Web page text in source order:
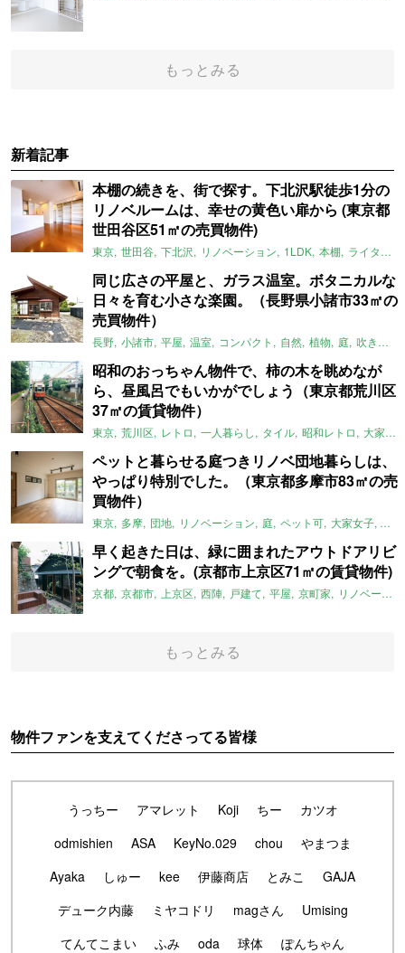
もっとみる
新着記事
本棚の続きを、街で探す。下北沢駅徒歩1分の
リノベルームは、幸せの黄色い扉から (東京都
世田谷区51㎡の売買物件)
東京 世田谷 下北沢 リノベーション 1LDK 本棚 ライター：ほしりょうこ
同じ広さの平屋と、ガラス温室。ボタニカルな
日々を育む小さな楽園。（長野県小諸市33㎡の
売買物件）
長野 小諸市 平屋 温室 コンパクト 自然 植物 庭 吹き抜け
昭和のおっちゃん物件で、柿の木を眺めなが
ら、昼風呂でもいかがでしょう（東京都荒川区
37㎡の賃貸物件）
東京 荒川区 レトロ 一人暮らし タイル 昭和レトロ 大家女子
ペットと暮らせる庭つきリノベ団地暮らしは、
やっぱり特別でした。（東京都多摩市83㎡の売
買物件）
東京 多摩 団地 リノベーション 庭 ペット可 大家女子 団
早く起きた日は、緑に囲まれたアウトドアリビ
ングで朝食を。(京都市上京区71㎡の賃貸物件)
京都 京都市 上京区 西陣 戸建て 平屋 京町家 リノベーション
もっとみる
物件ファンを支えてくださってる皆様
うっちー アマレット Koji ちー
カツオ
odmishien
ASA KeyNo.029 chou
やまつま
Ayaka
しゅー kee 伊藤商店 とみこ
GAJA
デューク内藤
ミヤコドリ magさん
Umising
てんてこまい
ふみ oda 球体
ぽんちゃん